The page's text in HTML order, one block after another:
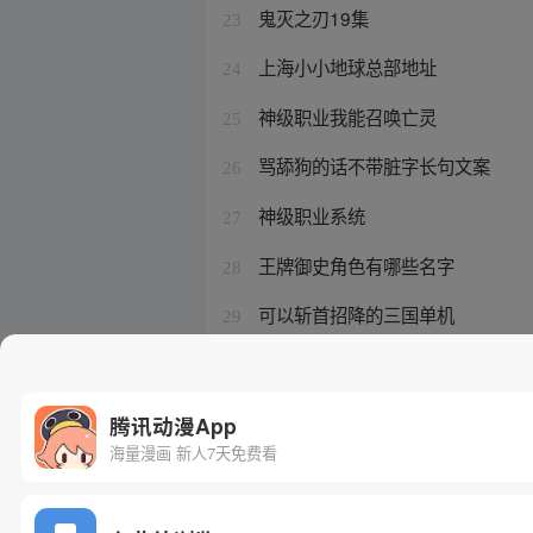
23 鬼灭之刃19集
24 上海小小地球总部地址
25 神级职业我能召唤亡灵
26 骂舔狗的话不带脏字长句文案
27 神级职业系统
28 王牌御史角色有哪些名字
29 可以斩首招降的三国单机
腾讯动漫App
海量漫画 新人7天免费看